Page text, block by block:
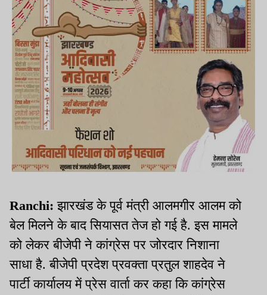
Ranchi:झारखंड के पूर्व मंत्री आलमगीर आलम को
बेल मिलने के बाद सियासत तेज हो गई है. इस मामले
को लेकर बीजेपी ने कांग्रेस पर जोरदार निशाना
साधा है. बीजेपी प्रदेश प्रवक्ता प्रतुल शाहदेव ने
पार्टी कार्यालय में प्रेस वार्ता कर कहा कि कांग्रेस